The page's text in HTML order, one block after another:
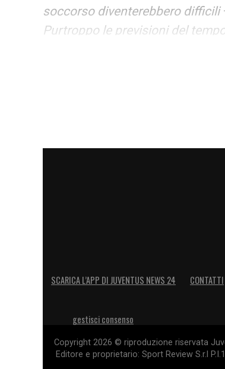
soccorso diventerebbero difficili
Purtroppo le previsioni del
partita, ma la situazione sarà
SCARICA L’APP DI JUVENTUS NEWS 24 CONTATTI
gestisci consenso
Copyright 2026 © riproduzione riservata
Editore e proprietario: Sport Review S.r.l